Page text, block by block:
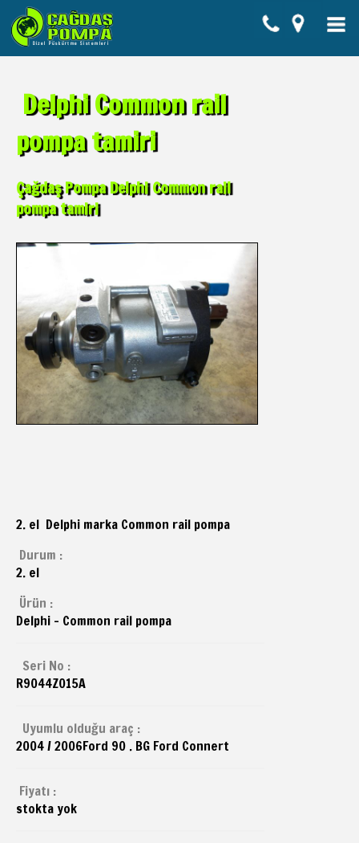
Delphi Common rail
pompa tamiri
Çağdaş Pompa Delphi Common rail
pompa tamiri
2. el Delphi marka Common rail pompa
Durum :
2. el
Ürün :
Delphi - Common rail pompa
Seri No :
R9044Z015A
Uyumlu olduğu araç :
2004 / 2006Ford 90 . BG Ford Connert
Fiyatı :
stokta yok